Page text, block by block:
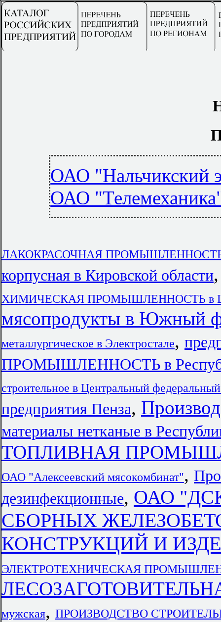
ОАО "Нальчикский
ОАО
ЛАКОКРАСОЧНАЯ ПРОМЫШЛЕННОСТЬ
корпусная в Кировской области
ХИМИЧЕСКАЯ ПРОМЫШЛЕННОСТЬ в
мясопродукты в Южный
металлургическое в Электростале,
ПРОМЫШЛЕННОСТЬ в
строительное в Центральный
предприятия Пенза,
материалы нетканые в
ТОПЛИВНАЯ
ОАО "Алексеевский мясокомбинат",
дезинфекционные, ОАО
СБОРНЫХ
КОНСТРУКЦИЙ И
ЭЛЕКТРОТЕХНИЧЕСКАЯ
мужская, ПРОИЗВОДСТВО